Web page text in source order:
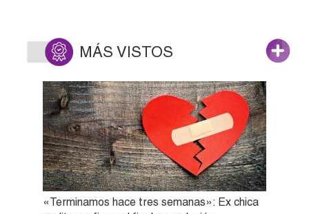
MÁS VISTOS
«Terminamos hace tres semanas»: Ex chica